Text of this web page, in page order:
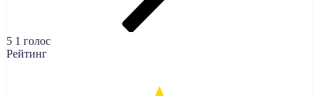
5 1 голос
Рейтинг